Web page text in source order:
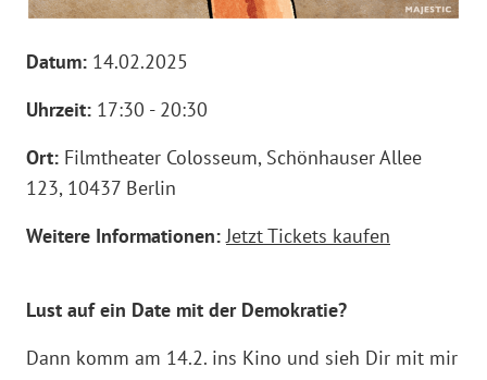
Datum: 14.02.2025
Uhrzeit: 17:30 - 20:30
Ort: Filmtheater Colosseum, Schönhauser Allee
123, 10437 Berlin
Weitere Informationen: Jetzt Tickets kaufen
Lust auf ein Date mit der Demokratie?
Dann komm am 14.2. ins Kino und sieh Dir mit mir